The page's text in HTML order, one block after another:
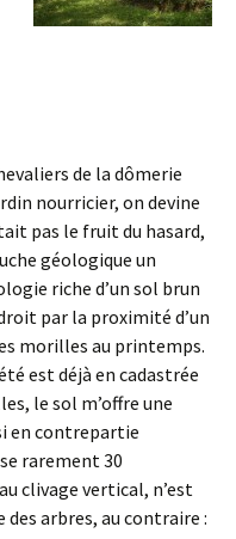
de la dômerie
nourricier, on devine
pas le fruit du hasard,
géologique un
riche d’un sol brun
par la proximité d’un
morilles au printemps.
est déjà en cadastrée
le sol m’offre une
en contrepartie
rarement 30
clivage vertical, n’est
des arbres, au contraire :